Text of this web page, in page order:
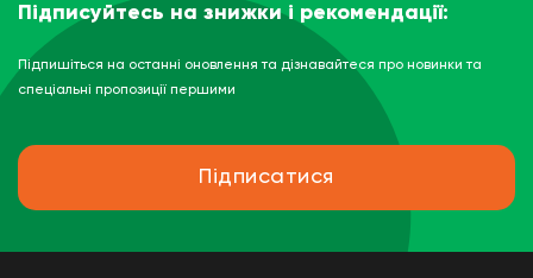
Підписуйтесь на знижки і рекомендації:
Підпишіться на останні оновлення та дізнавайтеся про новинки та
спеціальні пропозиції першими
Підписатися